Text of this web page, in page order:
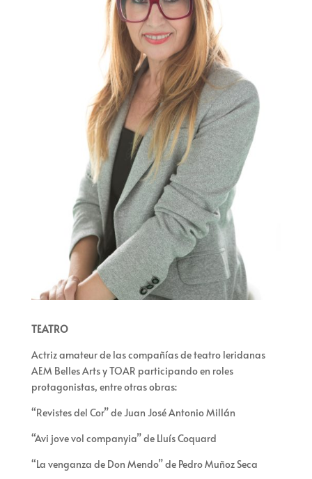
TEATRO
Actriz amateur de las compañías de teatro leridanas
AEM Belles Arts y TOAR participando en roles
protagonistas, entre otras obras:
“Revistes del Cor” de Juan José Antonio Millán
“Avi jove vol companyia” de Lluís Coquard
“La venganza de Don Mendo” de Pedro Muñoz Seca